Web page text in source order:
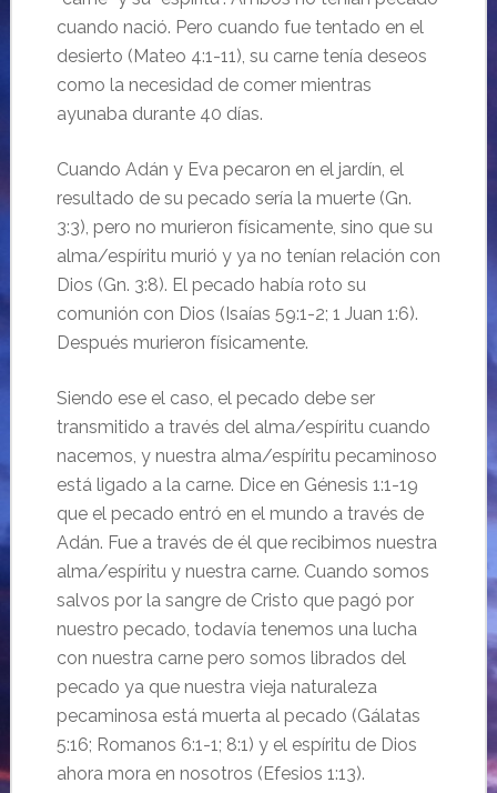
cuando nació. Pero cuando fue tentado en el
desierto (Mateo 4:1-11), su carne tenía deseos
como la necesidad de comer mientras
ayunaba durante 40 días.
Cuando Adán y Eva pecaron en el jardín, el
resultado de su pecado sería la muerte (Gn.
3:3), pero no murieron físicamente, sino que su
alma/espíritu murió y ya no tenían relación con
Dios (Gn. 3:8). El pecado había roto su
comunión con Dios (Isaías 59:1-2; 1 Juan 1:6).
Después murieron físicamente.
Siendo ese el caso, el pecado debe ser
transmitido a través del alma/espíritu cuando
nacemos, y nuestra alma/espíritu pecaminoso
está ligado a la carne. Dice en Génesis 1:1-19
que el pecado entró en el mundo a través de
Adán. Fue a través de él que recibimos nuestra
alma/espíritu y nuestra carne. Cuando somos
salvos por la sangre de Cristo que pagó por
nuestro pecado, todavía tenemos una lucha
con nuestra carne pero somos librados del
pecado ya que nuestra vieja naturaleza
pecaminosa está muerta al pecado (Gálatas
5:16; Romanos 6:1-1; 8:1) y el espíritu de Dios
ahora mora en nosotros (Efesios 1:13).